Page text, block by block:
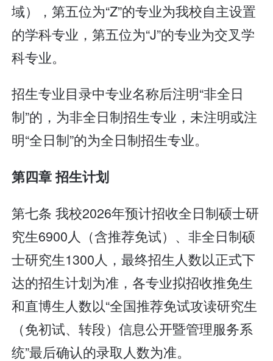
域），第五位为“Z”的专业为我校自主设置
的学科专业，第五位为“J”的专业为交叉学
科专业。
招生专业目录中专业名称后注明“非全日
制”的，为非全日制招生专业，未注明或注
明“全日制”的为全日制招生专业。
第四章 招生计划
第七条 我校2026年预计招收全日制硕士研
究生6900人（含推荐免试）、非全日制硕
士研究生1300人，最终招生人数以正式下
达的招生计划为准，各专业拟招收推免生
和直博生人数以“全国推荐免试攻读研究生
（免初试、转段）信息公开暨管理服务系
统”最后确认的录取人数为准。